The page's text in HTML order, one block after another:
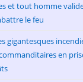
et tout homme
le feu
gigantesques
en